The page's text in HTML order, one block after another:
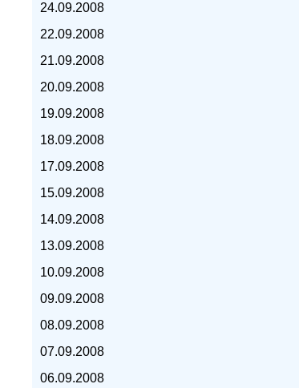
24.09.2008
22.09.2008
21.09.2008
20.09.2008
19.09.2008
18.09.2008
17.09.2008
15.09.2008
14.09.2008
13.09.2008
10.09.2008
09.09.2008
08.09.2008
07.09.2008
06.09.2008